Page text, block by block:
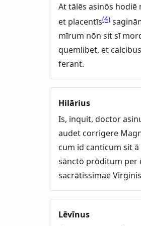
At tālēs asinōs hodiē
et placentīs(4)
mīrum nōn sit sī
quemlibet, et calcibus
ferant.
Hilārius
Is, inquit, doctor
audet corrigere
cum id canticum sit
sānctō prōditum per
sacrātissimae
Lēvīnus